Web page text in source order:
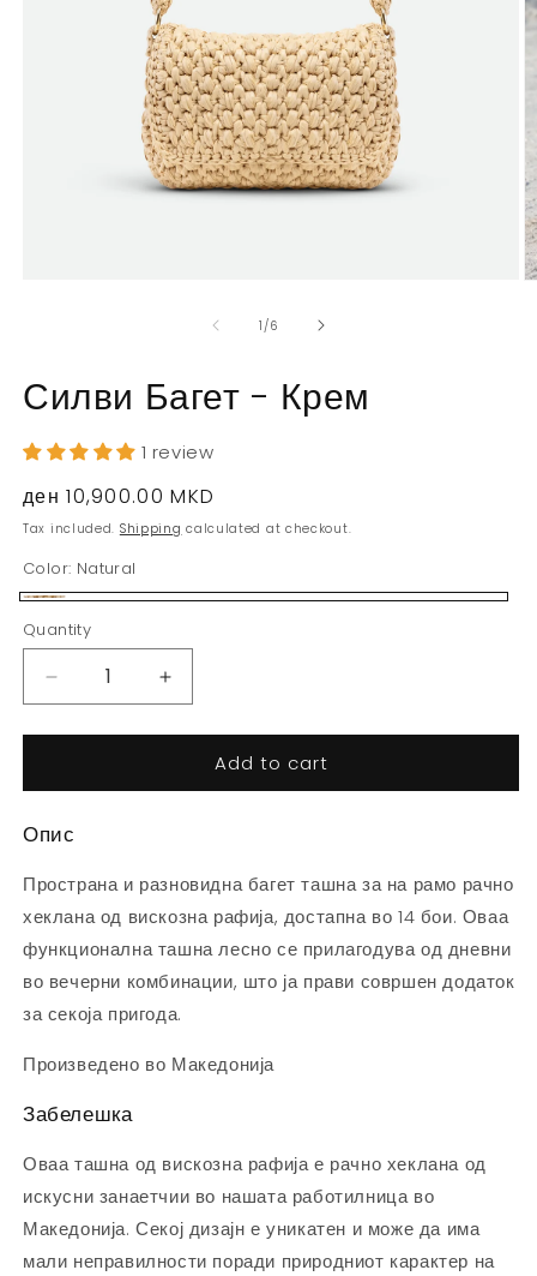
1 /of
6
Силви Багет - Крем
1 review
Regular
price
ден 10,900.00 MKD
Tax included. Shipping calculated at checkout.
Color: Natural
Quantity
Decrease
quantity
for
Багет
Крем
Increase
quantity
for
Силви
Багет
Add to cart
Опис
Пространа и разновидна багет ташна за на рамо рачно
хеклана од вискозна рафија, достапна во 14 бои. Оваа
функционална ташна лесно се прилагодува од дневни
во вечерни комбинации, што ја прави совршен додаток
за секоја пригода.
Произведено во Македонија
Забелешка
Оваа ташна од вискозна рафија е рачно хеклана од
искусни занаетчии во нашата работилница во
Македонија. Секој дизајн е уникатен и може да има
мали неправилности поради природниот карактер на